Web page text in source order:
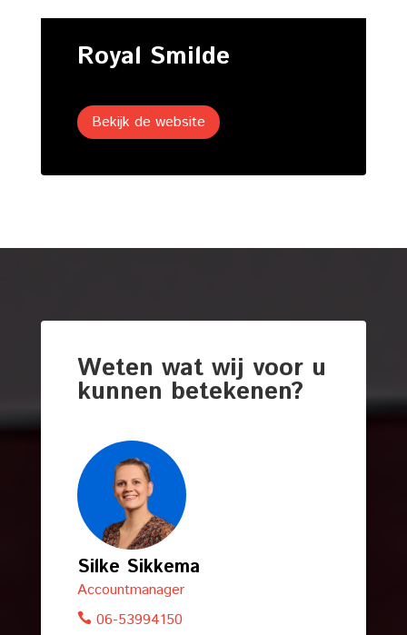
Royal Smilde
Bekijk de website
Weten wat wij voor u
kunnen betekenen?
Silke Sikkema
Accountmanager
06-53994150